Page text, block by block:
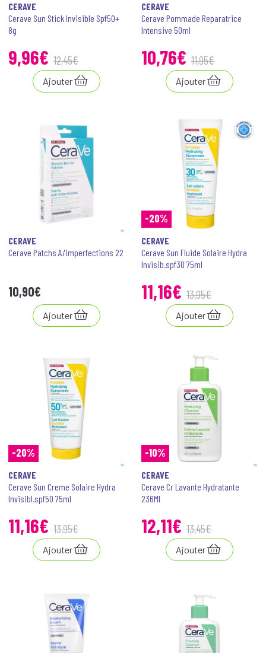
CERAVE
Cerave Sun Stick Invisible Spf50+
8g
9,96€ 12,45€
Ajouter
CERAVE
Cerave Pommade Reparatrice
Intensive 50ml
10,76€ 11,95€
Ajouter
CERAVE
Cerave Patchs A/imperfections 22
10,90€
Ajouter
-20%
CERAVE
Cerave Sun Fluide Solaire Hydra
Invisib.spf30 75ml
11,16€ 13,95€
Ajouter
-20%
CERAVE
Cerave Sun Creme Solaire Hydra
Invisibl.spf50 75ml
11,16€ 13,95€
Ajouter
-10%
CERAVE
Cerave Cr Lavante Hydratante
236Ml
12,11€ 13,45€
Ajouter